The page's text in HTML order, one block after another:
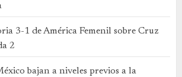
3-1 de América Femenil sobre Cruz
2
bajan a niveles previos a la